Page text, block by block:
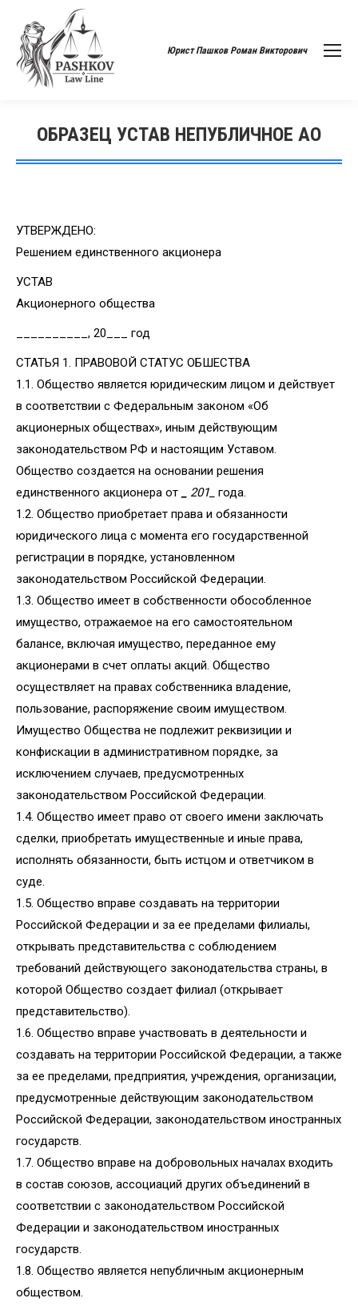
Юрист Пашков Роман Викторович
ОБРАЗЕЦ УСТАВ НЕПУБЛИЧНОЕ АО
Вы здесь:
УТВЕРЖДЕНО:
Решением единственного акционера
УСТАВ
Акционерного общества
__________, 20___ год
СТАТЬЯ 1. ПРАВОВОЙ СТАТУС ОБШЕСТВА
1.1. Общество является юридическим лицом и действует
в соответствии с Федеральным законом «Об
акционерных обществах», иным действующим
законодательством РФ и настоящим Уставом.
Общество создается на основании решения
единственного акционера от
201_
года.
1.2. Общество приобретает права и обязанности
юридического лица с момента его государственной
регистрации в порядке, установленном
законодательством Российской Федерации.
1.3. Общество имеет в собственности обособленное
имущество, отражаемое на его самостоятельном
балансе, включая имущество, переданное ему
акционерами в счет оплаты акций. Общество
осуществляет на правах собственника владение,
пользование, распоряжение своим имуществом.
Имущество Общества не подлежит реквизиции и
конфискации в административном порядке, за
исключением случаев, предусмотренных
законодательством Российской Федерации.
1.4. Общество имеет право от своего имени заключать
сделки, приобретать имущественные и иные права,
исполнять обязанности, быть истцом и ответчиком в
суде.
1.5. Общество вправе создавать на территории
Российской Федерации и за ее пределами филиалы,
открывать представительства с соблюдением
требований действующего законодательства страны, в
которой Общество создает филиал (открывает
представительство).
1.6. Общество вправе участвовать в деятельности и
создавать на территории Российской Федерации, а также
за ее пределами, предприятия, учреждения, организации,
предусмотренные действующим законодательством
Российской Федерации, законодательством иностранных
государств.
1.7. Общество вправе на добровольных началах входить
в состав союзов, ассоциаций других объединений в
соответствии с законодательством Российской
Федерации и законодательством иностранных
государств.
1.8. Общество является непубличным акционерным
обществом.